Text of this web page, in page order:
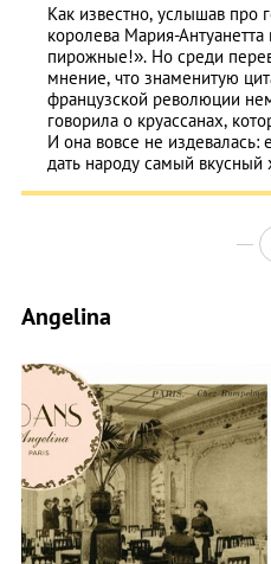
Как известно, услышав про
королева Мария-
пирожные!». Но среди
мнение, что знаменитую
французской революции
говорила о круассанах,
И она вовсе не издевалась:
дать народу самый вкусный
Angelina